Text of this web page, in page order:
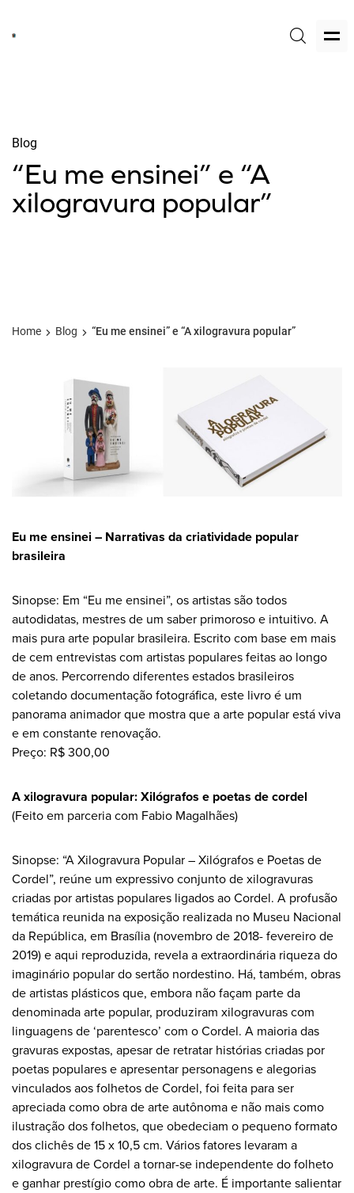
Blog
“Eu me ensinei” e “A
xilogravura popular”
Home Blog “Eu me ensinei” e “A xilogravura popular”
Eu me ensinei – Narrativas da criatividade popular
brasileira
Sinopse: Em “Eu me ensinei”, os artistas são todos
autodidatas, mestres de um saber primoroso e intuitivo. A
mais pura arte popular brasileira. Escrito com base em mais
de cem entrevistas com artistas populares feitas ao longo
de anos. Percorrendo diferentes estados brasileiros
coletando documentação fotográfica, este livro é um
panorama animador que mostra que a arte popular está viva
e em constante renovação.
Preço: R$ 300,00
A xilogravura popular: Xilógrafos e poetas de cordel
(Feito em parceria com Fabio Magalhães)
Sinopse: “A Xilogravura Popular – Xilógrafos e Poetas de
Cordel”, reúne um expressivo conjunto de xilogravuras
criadas por artistas populares ligados ao Cordel. A profusão
temática reunida na exposição realizada no Museu Nacional
da República, em Brasília (novembro de 2018- fevereiro de
2019) e aqui reproduzida, revela a extraordinária riqueza do
imaginário popular do sertão nordestino. Há, também, obras
de artistas plásticos que, embora não façam parte da
denominada arte popular, produziram xilogravuras com
linguagens de ‘parentesco’ com o Cordel. A maioria das
gravuras expostas, apesar de retratar histórias criadas por
poetas populares e apresentar personagens e alegorias
vinculados aos folhetos de Cordel, foi feita para ser
apreciada como obra de arte autônoma e não mais como
ilustração dos folhetos, que obedeciam o pequeno formato
dos clichês de 15 x 10,5 cm. Vários fatores levaram a
xilogravura de Cordel a tornar-se independente do folheto
e ganhar prestígio como obra de arte. É importante salientar